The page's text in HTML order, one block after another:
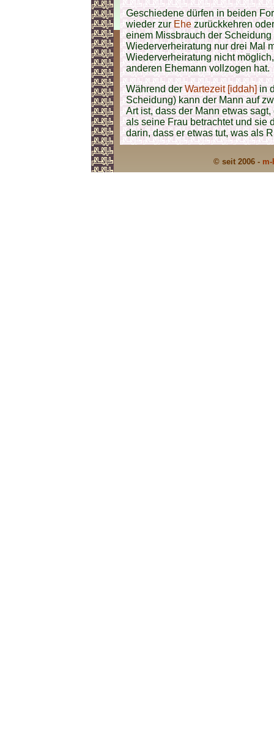
Geschiedene dürfen in beiden
wieder zurEhezurückkehren
einem Missbrauch der
Wiederverheiratung nur drei Mal
Wiederverheiratung nicht
anderen Ehemann vollzogen hat.
Während derWartezeit [iddah]in
Scheidung) kann der Mann auf
Art ist, dass der Mann etwas
als seine Frau betrachtet und sie
darin, dass er etwas tut, was als
© seit 2006 -